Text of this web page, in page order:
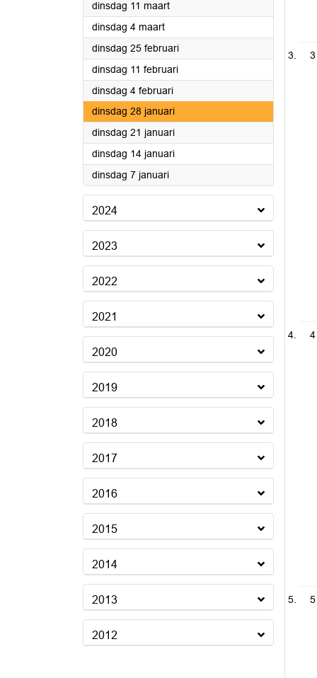
dinsdag 11 maart2025
dinsdag 4 maart2025
dinsdag 25 februari2025
dinsdag 11 februari2025
dinsdag 4 februari2025
dinsdag 28 januari2025
dinsdag 21 januari2025
dinsdag 14 januari2025
dinsdag 7 januari2025
2024
2023
2022
2021
2020
2019
2018
2017
2016
2015
2014
2013
2012
3
4
5